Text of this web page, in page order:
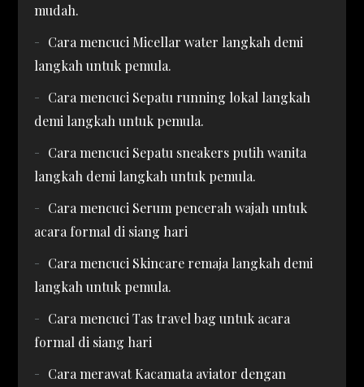
mudah.
Cara mencuci Micellar water langkah demi
langkah untuk pemula.
Cara mencuci Sepatu running lokal langkah
demi langkah untuk pemula.
Cara mencuci Sepatu sneakers putih wanita
langkah demi langkah untuk pemula.
Cara mencuci Serum pencerah wajah untuk
acara formal di siang hari
Cara mencuci Skincare remaja langkah demi
langkah untuk pemula.
Cara mencuci Tas travel bag untuk acara
formal di siang hari
Cara merawat Kacamata aviator dengan